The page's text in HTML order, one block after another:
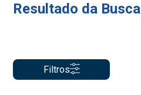
Resultado da Busca
Filtros